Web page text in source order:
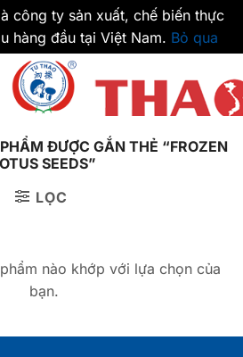
công ty sản xuất, chế biến thực
hàng đầu tại Việt Nam. Bỏ qua
ĐƯỢC GẮN THẺ “FROZEN
SEEDS”
LỌC
nào khớp với lựa chọn của
bạn.